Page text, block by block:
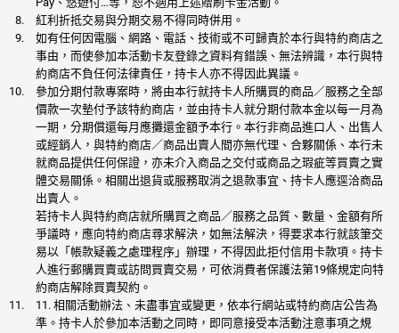
紅利折抵交易與分期交易不得同時併用。
如有任何因電腦、網路、電話、技術或不可歸責於本行與特約商店之
事由，而使參加本活動卡友登錄之資料有錯誤、無法辨識，本行與特
約商店不負任何法律責任，持卡人亦不得因此異議。
參加分期付款專案時，將由本行就持卡人所購買的商品／服務之全部
價款一次墊付予該特約商店，並由持卡人就分期付款本金以每一月為
一期，分期償還每月應攤還金額予本行。本行非商品進口人、出售人
或經銷人，與特約商店／商品出賣人間亦無代理、合夥關係、本行未
就商品提供任何保證，亦未介入商品之交付或商品之瑕疵等買賣之實
體交易關係。相關出退貨或服務取消之退款事宜、持卡人應逕洽商品
出賣人。
若持卡人與特約商店就所購買之商品／服務之品質、數量、金額有所
爭議時，應向特約商店尋求解決，如無法解決，得要求本行就該筆交
易以「帳款疑義之處理程序」辦理，不得因此拒付信用卡款項。持卡
人進行郵購買賣或訪問買賣交易，可依消費者保護法第19條規定向特
約商店解除買賣契約。
11. 相關活動辦法、未盡事宜或變更，依本行網站或特約商店公告為
準。持卡人於參加本活動之同時，即同意接受本活動注意事項之規